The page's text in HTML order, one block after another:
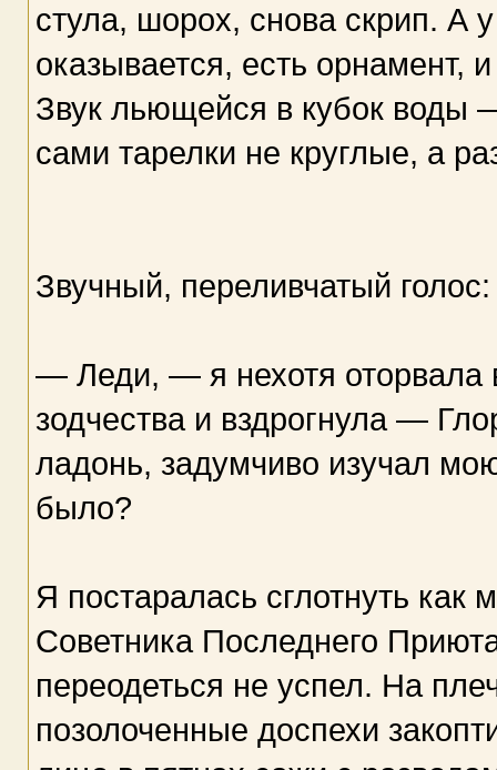
стула, шорох, снова скрип. А
оказывается, есть орнамент,
Звук льющейся в кубок воды
сами тарелки не круглые, а
Звучный, переливчатый голос:
— Леди, — я нехотя оторвала
зодчества и вздрогнула —
ладонь, задумчиво изучал
было?
Я постаралась сглотнуть как
Советника Последнего
переодеться не успел. На
позолоченные доспехи